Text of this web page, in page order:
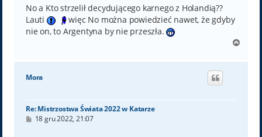
t
No a Kto strzelił decydującego karnego z Holandią??
Lauti
więc No można powiedzieć nawet, że gdyby
nie on, to Argentyna by nie przeszła.
g
Mora
Re: Mistrzostwa Świata 2022 w Katarze
P18 gru 2022, 21:07